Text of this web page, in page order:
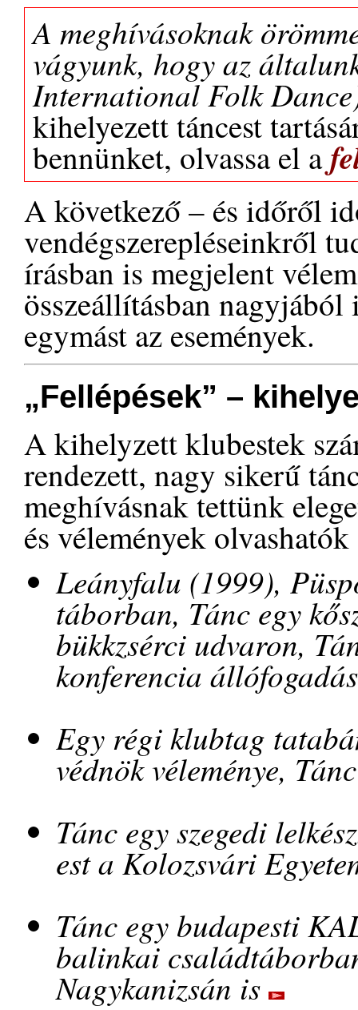
A meghívásoknak
vágyunk, hogy az
International Folk
kihelyezett táncest
bennünket, olvassa el a
A következő – és időről
vendégszerepléseinkről
írásban is megjelent
összeállításban
egymást az események.
„Fellépések” –
A kihelyzett klubestek
rendezett, nagy sikerű
meghívásnak tettünk
és vélemények
Leányfalu (1999),
táborban, Tánc egy
bükkzsérci udvaron,
konferencia
Egy régi klubtag
védnök véleménye,
Tánc egy szegedi
est a Kolozsvári
Tánc egy budapesti
balinkai
Nagykanizsán is